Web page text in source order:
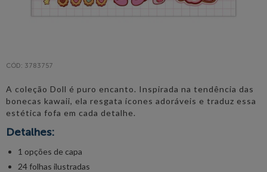
CÓD: 3783757
A coleção Doll é puro encanto. Inspirada na tendência das
bonecas kawaii, ela resgata ícones adoráveis e traduz essa
estética fofa em cada detalhe.
Detalhes:
1 opções de capa
24 folhas ilustradas